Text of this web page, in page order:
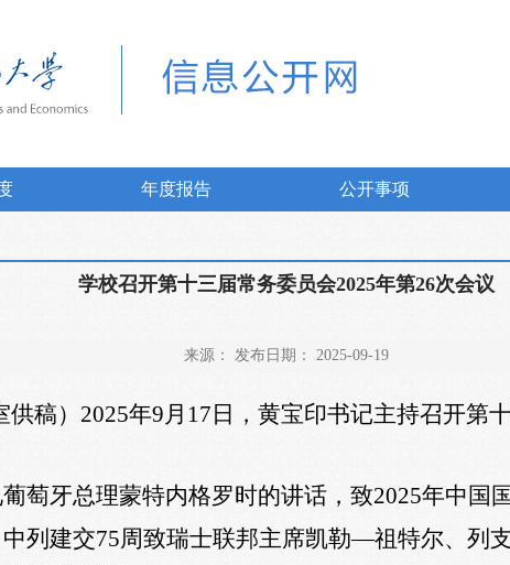
年度报告 公开事项
学校召开第十三届常务委员会2025年第26次会议
来源： 发布日期： 2025-09-19
稿） 2025年9月 17 日，黄宝印书记主持召开第
萄牙总理蒙特内格罗时的讲话，致2025年中国
列建交75周致瑞士联邦主席凯勒—祖特尔、列